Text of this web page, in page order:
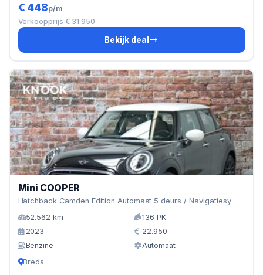
€ 448p/m
Verkoopprijs € 31.950
Bekijk deal
Mini COOPER
Hatchback Camden Edition Automaat 5 deurs / Navigatiesy
52.562 km
136 PK
2023
22.950
Benzine
Automaat
Breda